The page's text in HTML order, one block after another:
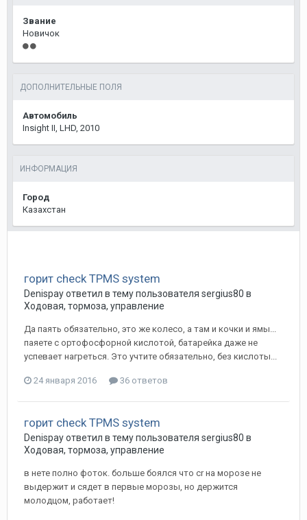
Звание
Новичок
ДОПОЛНИТЕЛЬНЫЕ ПОЛЯ
Автомобиль
Insight II, LHD, 2010
ИНФОРМАЦИЯ
Город
Казахстан
горит check TPMS system
Denispayответил в тему пользователя sergius80 в
Ходовая, тормоза, управление
Да паять обязательно, это же колесо, а там и кочки и ямы...
паяете с ортофосфорной кислотой, батарейка даже не
успевает нагреться. Это учтите обязательно, без кислоты...
24 января 2016 36 ответов
горит check TPMS system
Denispayответил в тему пользователя sergius80 в
Ходовая, тормоза, управление
в нете полно фоток. больше боялся что cr на морозе не
выдержит и сядет в первые морозы, но держится
молодцом, работает!